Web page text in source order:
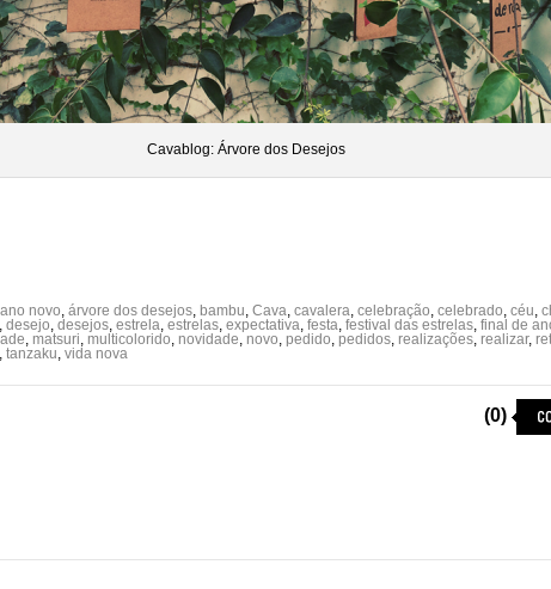
Cavablog: Árvore dos Desejos
ano novo, árvore dos desejos, bambu, Cava, cavalera, celebração, celebrado, céu,
, desejo, desejos, estrela, estrelas, expectativa, festa, festival das estrelas, final de
, matsuri, multicolorido, novidade, novo, pedido, pedidos, realizações, realizar,
, tanzaku, vida nova
(0)